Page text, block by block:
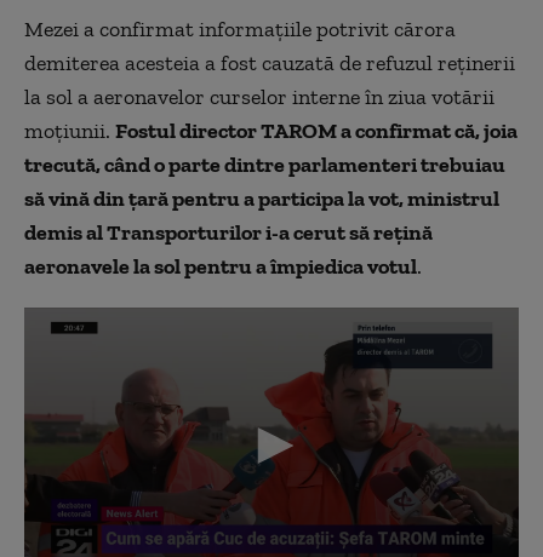
Mezei a confirmat informaţiile potrivit cărora
demiterea acesteia a fost cauzată de refuzul reţinerii
la sol a aeronavelor curselor interne în ziua votării
moţiunii. Fostul director TAROM a confirmat că, joia
trecută, când o parte dintre parlamenteri trebuiau
să vină din ţară pentru a participa la vot, ministrul
demis al Transporturilor i-a cerut să reţină
aeronavele la sol pentru a împiedica votul.